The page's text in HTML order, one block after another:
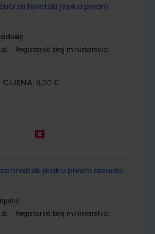
za hrvatski jezik u prvom
Registarski broj ministarstva:
CIJENA: 8,00 €
za hrvatski jezik u prvom razredu
Registarski broj ministarstva: